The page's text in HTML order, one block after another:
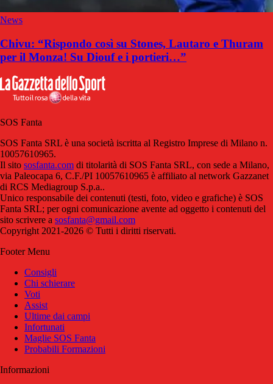
News
Chivu: “Rispondo così su Stones, Lautaro e Thuram
per il Monza! Su Diouf e i portieri…”
SOS Fanta
SOS Fanta SRL è una società iscritta al Registro Imprese di Milano n.
10057610965.
Il sito sosfanta.com di titolarità di SOS Fanta SRL, con sede a Milano,
via Paleocapa 6, C.F./PI 10057610965 è affiliato al network Gazzanet
di RCS Mediagroup S.p.a..
Unico responsabile dei contenuti (testi, foto, video e grafiche) è SOS
Fanta SRL; per ogni comunicazione avente ad oggetto i contenuti del
sito scrivere a sosfanta@gmail.com
Copyright 2021-2026 © Tutti i diritti riservati.
Footer Menu
Consigli
Chi schierare
Voti
Assist
Ultime dai campi
Infortunati
Maglie SOS Fanta
Probabili Formazioni
Informazioni